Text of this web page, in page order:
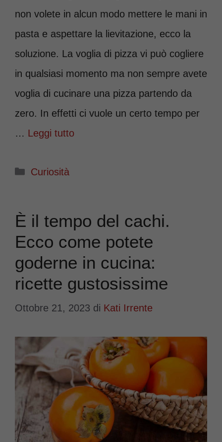
non volete in alcun modo mettere le mani in
pasta e aspettare la lievitazione, ecco la
soluzione. La voglia di pizza vi può cogliere
in qualsiasi momento ma non sempre avete
voglia di cucinare una pizza partendo da
zero. In effetti ci vuole un certo tempo per
… Leggi tutto
Categorie
Curiosità
È il tempo del cachi.
Ecco come potete
goderne in cucina:
ricette gustosissime
Ottobre 21, 2023 di Kati Irrente